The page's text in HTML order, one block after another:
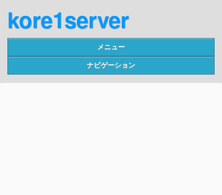
kore1server
メニュー
ナビゲーション